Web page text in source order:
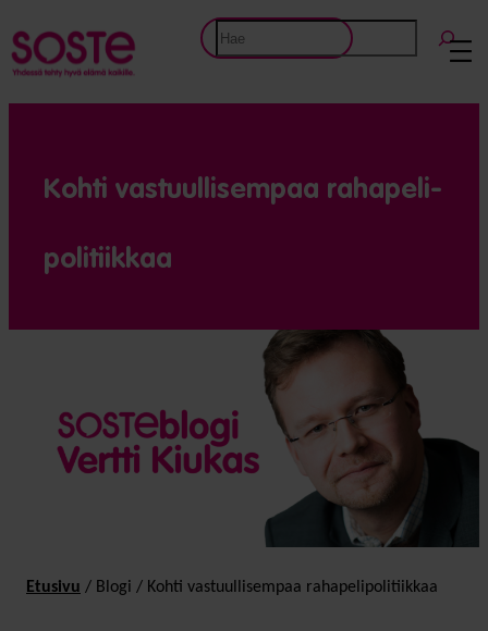
Etsi
Kohti vastuulli­sempaa raha­peli­­
politiikkaa
Etusivu / Blogi / Kohti vastuulli­sempaa raha­peli­­politiikkaa